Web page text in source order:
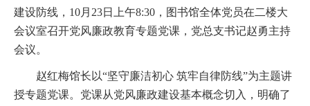
建设防线，10月23日上午8:30，图书馆全体党员在二楼大
会议室召开党风廉政教育专题党课，党总支书记赵勇主持
会议。
赵红梅馆长以“坚守廉洁初心 筑牢自律防线”为主题讲
授专题党课。党课从党风廉政建设基本概念切入，明确了